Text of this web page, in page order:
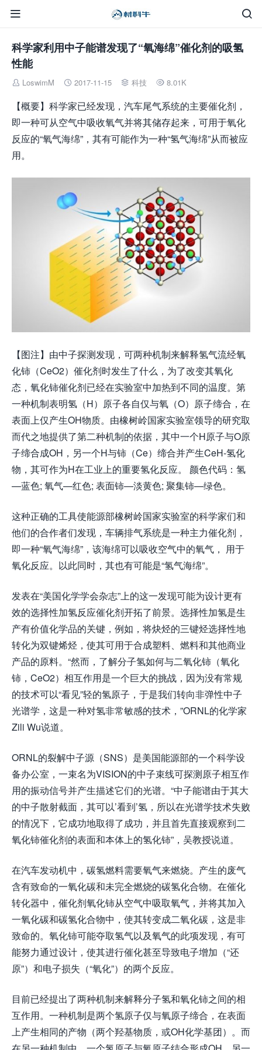


科学家利用中子能谱发现了“氧海绵”催化剂的吸氢
性能
 LoswimM  2017-11-15  科技  8.01K
【概要】科学家已经发现，汽车尾气系统的主要催化剂，
即一种可从空气中吸收氧气并将其储存起来，可用于氧化
反应的“氧气海绵”，其有可能作为一种“氢气海绵”从而被应
用。
【图注】由中子探测发现，可两种机制来解释氢气流经氧
化铈（CeO2）催化剂时发生了什么，为了改变其氧化
态，氧化铈催化剂已经在实验室中加热到不同的温度。第
一种机制表明氢（H）原子各自仅与氧（O）原子缔合，在
表面上仅产生OH物质。由橡树岭国家实验室领导的研究取
而代之地提供了第二种机制的依据，其中一个H原子与O原
子缔合成OH，另一个H与铈（Ce）缔合并产生CeH-氢化
物，其可作为H在工业上的重要氢化反应。 颜色代码：氢
—蓝色; 氧气—红色; 表面铈—淡黄色; 聚集铈—绿色。
这种正确的工具使能源部橡树岭国家实验室的科学家们和
他们的合作者们发现，车辆排气系统是一种主力催化剂，
即一种“氧气海绵”，该海绵可以吸收空气中的氧气， 用于
氧化反应。以此同时，其也有可能是“氢气海绵”。
发表在“美国化学学会杂志”上的这一发现可能为设计更有
效的选择性加氢反应催化剂开拓了前景。选择性加氢是生
产有价值化学品的关键，例如，将炔烃的三键烃选择性地
转化为双键烯烃，使其可用于合成塑料、燃料和其他商业
产品的原料。“然而，了解分子氢如何与二氧化铈（氧化
铈，CeO2）相互作用是一个巨大的挑战，因为没有常规
的技术可以“看见”轻的氢原子，于是我们转向非弹性中子
光谱学，这是一种对氢非常敏感的技术，”ORNL的化学家
Zili Wu说道。
ORNL的裂解中子源（SNS）是美国能源部的一个科学设
备办公室，一束名为VISION的中子束线可探测原子相互作
用的振动信号并产生描述它们的光谱。“中子能谱由于其大
的中子散射截面，其可以’看到’氢，所以在光谱学技术失败
的情况下，它成功地取得了成功，并且首先直接观察到二
氧化铈催化剂的表面和本体上的氢化铈”，吴教授说道。
在汽车发动机中，碳氢燃料需要氧气来燃烧。产生的废气
含有致命的一氧化碳和未完全燃烧的碳氢化合物。在催化
转化器中，催化剂氧化铈从空气中吸取氧气，并将其加入
一氧化碳和碳氢化合物中，使其转变成二氧化碳，这是非
致命的。氧化铈可能夺取氢气以及氧气的此项发现，有可
能努力通过设计，使其进行催化甚至导致电子增加（“还
原”）和电子损失（“氧化”）的两个反应。
目前已经提出了两种机制来解释分子氢和氧化铈之间的相
互作用。一种机制是两个氢原子仅与氧原子缔合，在表面
上产生相同的产物（两个羟基物质，或OH化学基团）。而